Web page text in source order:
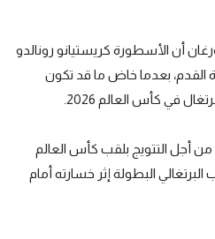
أن الأسطورة كريستيانو رونالدو
القدم، بعدما خاض ما قد تكون
في كأس العالم 2026.
من أجل التتويج بلقب كأس العالم
البطولة إثر خسارته أمام